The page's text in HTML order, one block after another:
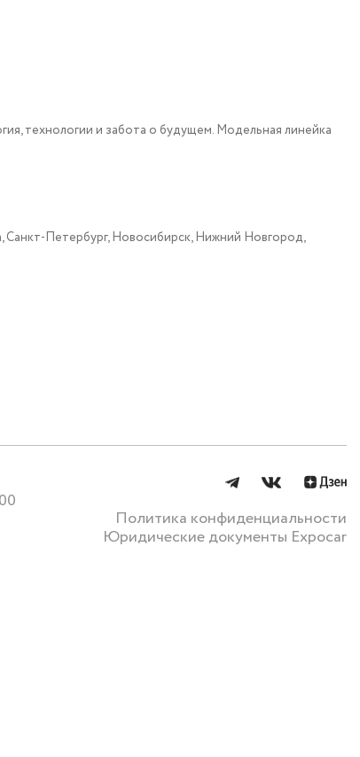
технологии и забота о будущем. Модельная линейка
Санкт-Петербург, Новосибирск, Нижний Новгород,
Политика конфиденциальности
Юридические документы Expocar